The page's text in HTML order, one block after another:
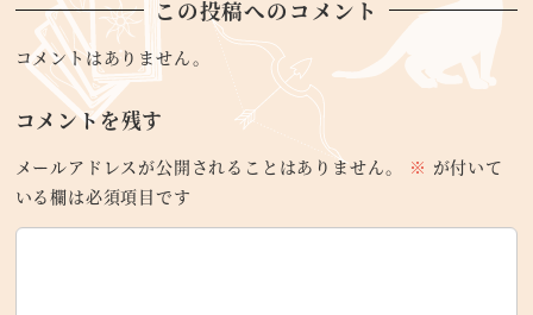
この投稿へのコメント
コメントはありません。
コメントを残す
メールアドレスが公開されることはありません。 ※ が付いて
いる欄は必須項目です